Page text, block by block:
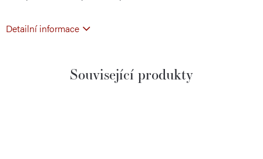
Detailní informace
Související produkty